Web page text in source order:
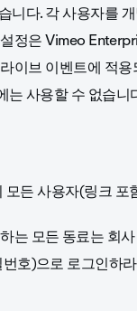
니다. 각 사용자를
정은 Vimeo
이브 이벤트에 적
는 사용할 수 없습니
든 사용자(링크 포
는 모든 동료는 회
호)으로 로그인하